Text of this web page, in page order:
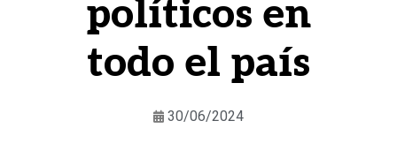
políticos en
todo el país
30/06/2024